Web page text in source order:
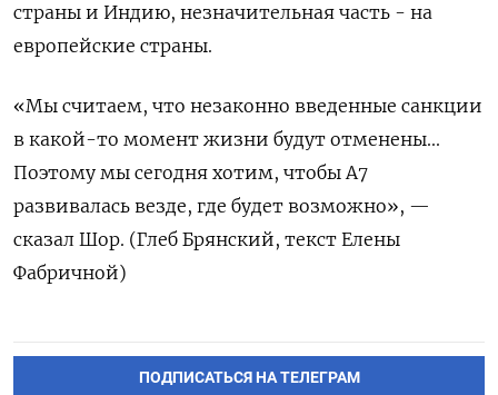
страны и Индию, незначительная часть - на
европейские страны.
«Мы считаем, что ‌незаконно введенные санкции
в какой-то момент жизни ‌будут отменены...
Поэтому мы сегодня хотим, чтобы А7
развивалась ​везде, где будет возможно», —
сказал Шор. (Глеб ‌Брянский, текст Елены
Фабричной)
ПОДПИСАТЬСЯ НА ТЕЛЕГРАМ